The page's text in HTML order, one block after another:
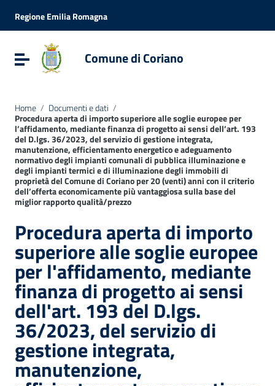
Vai al menu di navigazione
Vai al footer
Regione Emilia Romagna
Attiva / disattiva la navigazione
Comune di Coriano
Home / Documenti e dati /
Procedura aperta di importo superiore alle soglie europee per
l’affidamento, mediante finanza di progetto ai sensi dell’art. 193
del D.lgs. 36/2023, del servizio di gestione integrata,
manutenzione, efficientamento energetico e adeguamento
normativo degli impianti comunali di pubblica illuminazione e
degli impianti termici e di illuminazione degli immobili di
proprietà del Comune di Coriano per 20 (venti) anni con il criterio
dell’offerta economicamente più vantaggiosa sulla base del
miglior rapporto qualità/prezzo
Procedura aperta di importo
superiore alle soglie europee
per l'affidamento, mediante
finanza di progetto ai sensi
dell'art. 193 del D.lgs.
36/2023, del servizio di
gestione integrata,
manutenzione,